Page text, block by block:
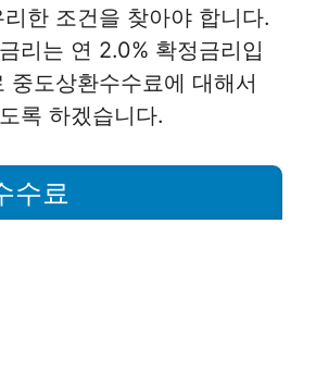
한 조건을 찾아야 합니다.
리는 연 2.0% 확정금리입
중도상환수수료에 대해서
록 하겠습니다.
수료